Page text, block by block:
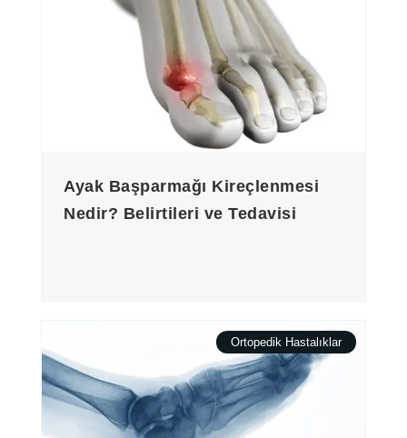
Ayak Başparmağı Kireçlenmesi
Nedir? Belirtileri ve Tedavisi
Ortopedik Hastalıklar